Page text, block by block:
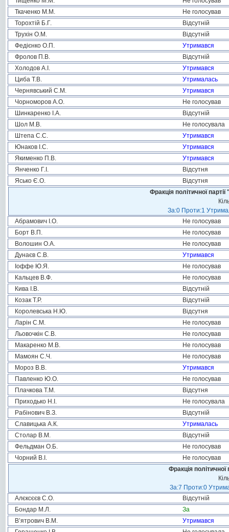
Ткаченко М.М.
Не голосував
Торохтій Б.Г.
Відсутній
Трухін О.М.
Відсутній
Федієнко О.П.
Утримався
Фролов П.В.
Відсутній
Холодов А.І.
Утримався
Циба Т.В.
Утрималась
Чернявський С.М.
Утримався
Чорноморов А.О.
Не голосував
Шинкаренко І.А.
Відсутній
Шол М.В.
Не голосувала
Штепа С.С.
Утримався
Юнаков І.С.
Утримався
Якименко П.В.
Утримався
Янченко Г.І.
Відсутня
Ясько Є.О.
Відсутня
Фракція політичної
За:0 Проти:1
Абрамович І.О.
Не голосував
Борт В.П.
Не голосував
Волошин О.А.
Не голосував
Дунаєв С.В.
Утримався
Іоффе Ю.Я.
Не голосував
Кальцев В.Ф.
Не голосував
Кива І.В.
Відсутній
Козак Т.Р.
Відсутній
Королевська Н.Ю.
Відсутня
Ларін С.М.
Не голосував
Льовочкін С.В.
Не голосував
Макаренко М.В.
Не голосував
Мамоян С.Ч.
Не голосував
Мороз В.В.
Утримався
Павленко Ю.О.
Не голосував
Плачкова Т.М.
Відсутня
Приходько Н.І.
Не голосувала
Рабінович В.З.
Відсутній
Славицька А.К.
Утрималась
Столар В.М.
Відсутній
Фельдман О.Б.
Не голосував
Чорний В.І.
Не голосував
Фракція
За:7 Проти:0
Алєксєєв С.О.
Відсутній
Бондар М.Л.
За
В’ятрович В.М.
Утримався